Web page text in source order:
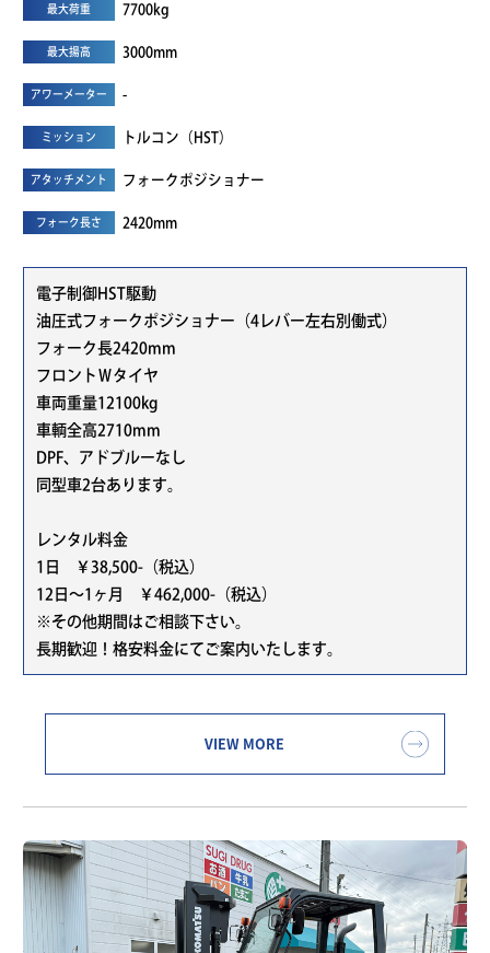
最大荷重 7700kg
最大揚高 3000mm
アワーメーター -
ミッション トルコン（HST）
アタッチメント フォークポジショナー
フォーク長さ 2420mm
電子制御HST駆動
油圧式フォークポジショナー（4レバー左右別働式）
フォーク長2420mm
フロントＷタイヤ
車両重量12100kg
車輌全高2710mm
DPF、アドブルーなし
同型車2台あります。
レンタル料金
1日 ￥38,500-（税込）
12日～1ヶ月 ￥462,000-（税込）
※その他期間はご相談下さい。
長期歓迎！格安料金にてご案内いたします。
VIEW MORE